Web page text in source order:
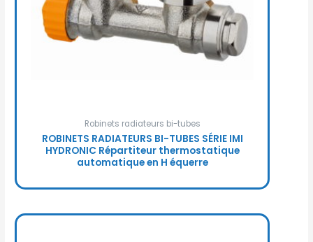
Robinets radiateurs bi-tubes
ROBINETS RADIATEURS BI-TUBES SÉRIE IMI
HYDRONIC Répartiteur thermostatique
automatique en H équerre